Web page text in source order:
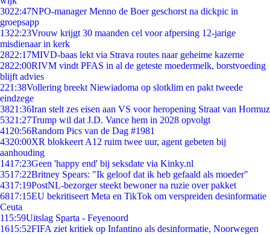
3022:47NPO-manager Menno de Boer geschorst na dickpic in
groepsapp
1322:23Vrouw krijgt 30 maanden cel voor afpersing 12-jarige
misdienaar in kerk
2822:17MIVD-baas lekt via Strava routes naar geheime kazerne
2822:00RIVM vindt PFAS in al de geteste moedermelk, borstvoeding
blijft advies
221:38Vollering breekt Niewiadoma op slotklim en pakt tweede
eindzege
3821:36Iran stelt zes eisen aan VS voor heropening Straat van Hormuz
5321:27Trump wil dat J.D. Vance hem in 2028 opvolgt
41 20:56Random Pics van de Dag #1981
4320:00XR blokkeert A12 ruim twee uur, agent gebeten bij
aanhouding
1417:23Geen 'happy end' bij seksdate via Kinky.nl
3517:22Britney Spears: "Ik geloof dat ik heb gefaald als moeder"
4317:19PostNL-bezorger steekt bewoner na ruzie over pakket
6817:15EU bekritiseert Meta en TikTok om verspreiden desinformatie
Ceuta
115:59Uitslag Sparta - Feyenoord
1615:52FIFA ziet kritiek op Infantino als desinformatie, Noorwegen